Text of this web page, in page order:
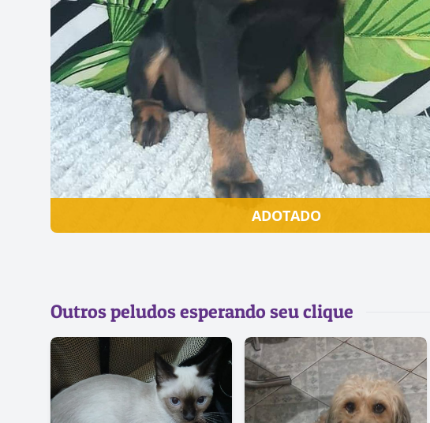
ADOTADO
Outros peludos esperando seu clique